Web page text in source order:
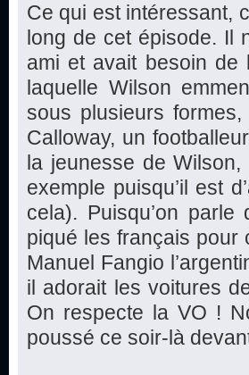
Ce qui est intéressant,
long de cet épisode. Il
ami et avait besoin de
laquelle Wilson
sous plusieurs
Calloway, un
la jeunesse de
exemple puisqu’il est
cela). Puisqu’on
piqué les français pour
Manuel Fangio
il adorait les voitures
On respecte la VO !
poussé ce soir-là